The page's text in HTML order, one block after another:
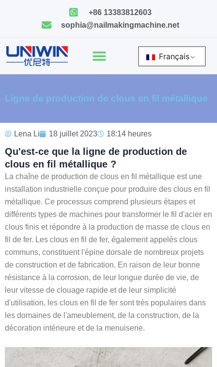
+86 13383812603
sophia@nailmakingmachine.net
Français
Ligne de production de clous en fil métallique
Lena Li 18 juillet 2023 18:14 heures
Qu'est-ce que la ligne de production de
clous en fil métallique ?
La chaîne de production de clous en fil métallique est une
installation industrielle conçue pour produire des clous en fil
métallique. Ce processus comprend plusieurs étapes et
différents types de machines pour transformer le fil d'acier en
clous finis et répondre à la production de masse de clous en
fil de fer. Les clous en fil de fer, également appelés clous
communs, constituent l'épine dorsale de nombreux projets
de construction et de fabrication. En raison de leur bonne
résistance à la corrosion, de leur longue durée de vie, de
leur vitesse de clouage rapide et de leur simplicité
d'utilisation, les clous en fil de fer sont très populaires dans
les domaines de l'ameublement, de la construction, de la
décoration intérieure et de la menuiserie.